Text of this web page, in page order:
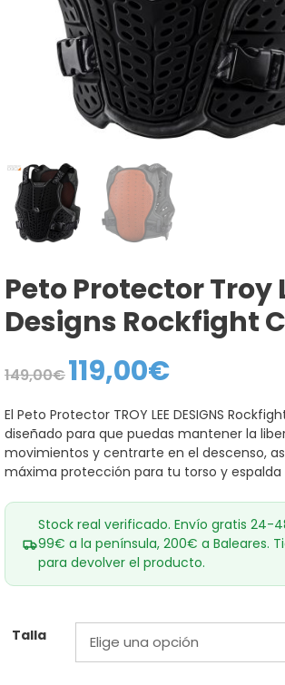
Peto Protector Troy
Designs Rockfight
149,00€
El
precio
era:
149,00€.
119,00€El
precio
es:
119,00€.
El Peto Protector TROY LEE DESIGNS
diseñado para que puedas mantener la
movimientos y centrarte en el descenso,
máxima protección para tu torso y espalda
Stock real verificado. Envío gratis 24-
99€ a la península, 200€ a Baleares.
para devolver el producto.
Talla